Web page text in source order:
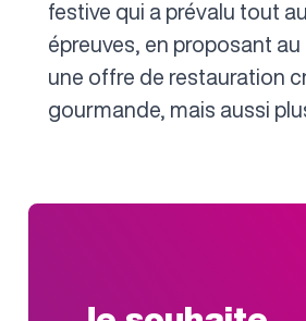
festive qui a prévalu tout
épreuves, en proposant
une offre de restauration
gourmande, mais aussi